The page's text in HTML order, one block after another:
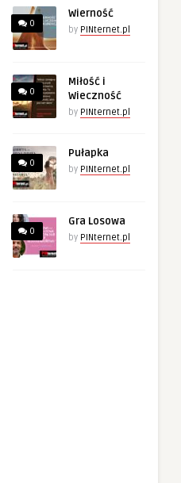
0
Wierność
by PINternet.pl
0
Miłość i
Wieczność
by PINternet.pl
0
Pułapka
by PINternet.pl
0
Gra Losowa
by PINternet.pl